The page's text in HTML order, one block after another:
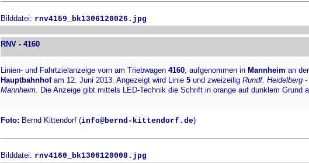
Bilddatei: rnv4159_bk1306120026.jpg
RNV - 4160
Linien- und Fahrtzielanzeige vorn am Triebwagen 4160, aufgenommen in Mannheim an
Hauptbahnhofam 12. Juni 2013. Angezeigt wird Linie 5 und zweizeilig Rundf. Heidelberg
Mannheim. Die Anzeige gibt mittels LED-Technik die Schrift in orange auf dunklem Grund
Foto: Bernd Kittendorf (info@bernd-kittendorf.de)
Bilddatei: rnv4160_bk1306120008.jpg